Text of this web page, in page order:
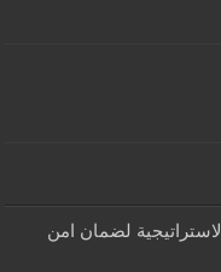
لضمان امن